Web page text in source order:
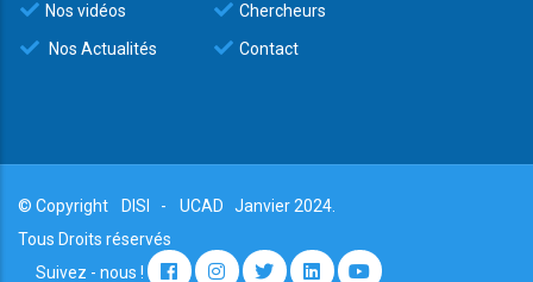
Nos vidéos
Nos Actualités
Chercheurs
Contact
© Copyright DISI - UCAD
Janvier 2024.
Tous Droits réservés
Suivez - nous !